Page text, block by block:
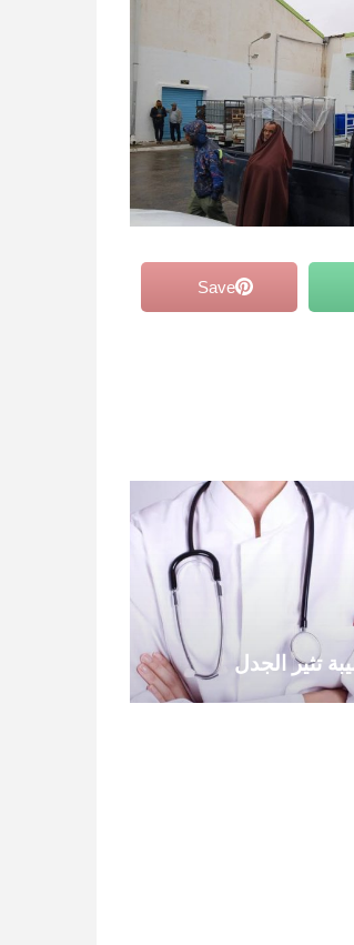
Save
تثير الجدل